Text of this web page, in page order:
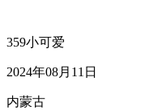
359小可爱
2024年08月11日
内蒙古